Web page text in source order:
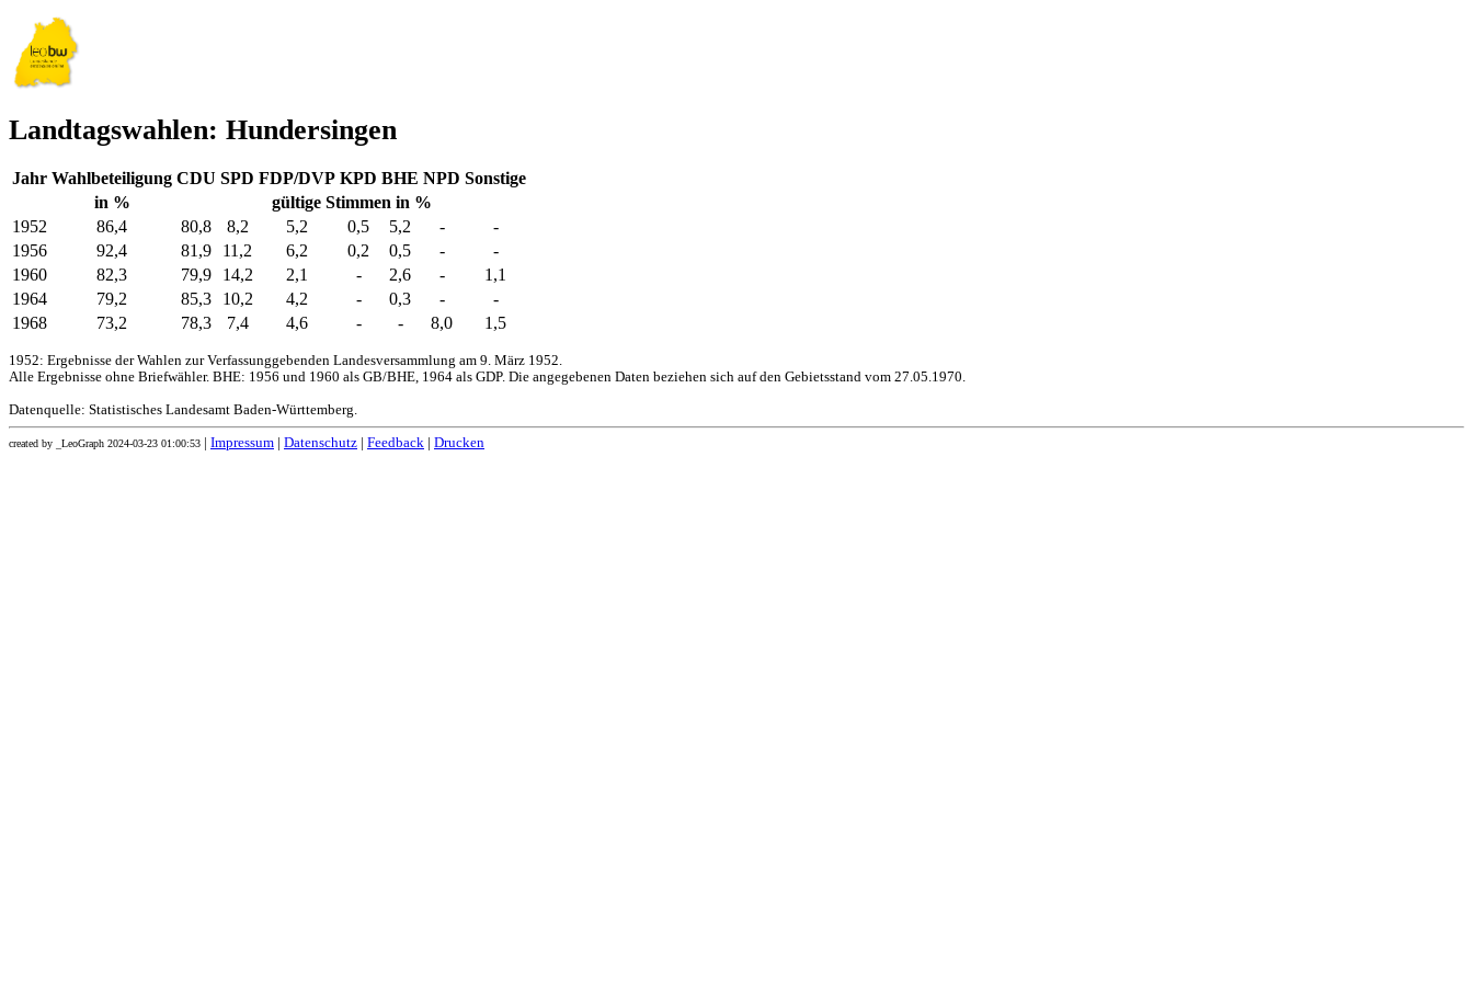
Landtagswahlen: Hundersingen
Jahr Wahlbeteiligung CDU SPD FDP/DVP KPD BHE NPD Sonstige
in %
gültige Stimmen in %
1952
86,4 80,8 8,2 5,2 0,5 5,2 -
-
1956
92,4 81,9 11,2 6,2 0,2 0,5 -
-
1960
82,3 79,9 14,2 2,1 - 2,6 -
1,1
1964
79,2 85,3 10,2 4,2 - 0,3 -
-
1968
73,2 78,3 7,4 4,6 - - 8,0 1,5
1952: Ergebnisse der Wahlen zur Verfassunggebenden Landesversammlung am 9. März 1952.
Alle Ergebnisse ohne Briefwähler. BHE: 1956 und 1960 als GB/BHE, 1964 als GDP. Die angegebenen Daten beziehen sich auf den Gebietsstand vom 27.05.1970.
Datenquelle: Statistisches Landesamt Baden-Württemberg.
created by _LeoGraph 2024-03-23 01:00:53 Impressum Datenschutz Feedback Drucken